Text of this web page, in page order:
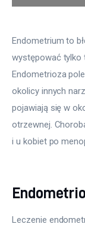
Więcej
Endometrium to
występować tylko
Endometrioza
okolicy innych
pojawiają się w
otrzewnej.
i u kobiet po
Leczenie